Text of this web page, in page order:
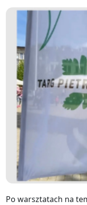
Po warsztatach na